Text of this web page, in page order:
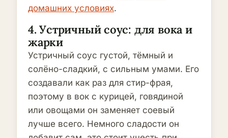
домашних условиях.
4. Устричный соус: для вока и
жарки
Устричный соус густой, тёмный и
солёно-сладкий, с сильным умами. Его
создавали как раз для стир-фрая,
поэтому в вок с курицей, говядиной
или овощами он заменяет соевый
лучше всего. Немного сладости он